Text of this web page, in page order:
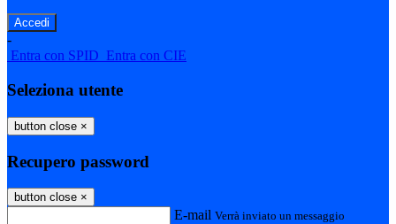
-
Entra con SPID Entra con CIE
Seleziona utente
button close ×
Recupero password
button close ×
E-mail Verrà inviato un messaggio